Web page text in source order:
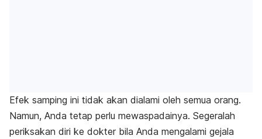
Efek samping ini tidak akan dialami oleh semua orang.
Namun, Anda tetap perlu mewaspadainya. Segeralah
periksakan diri ke dokter bila Anda mengalami gejala